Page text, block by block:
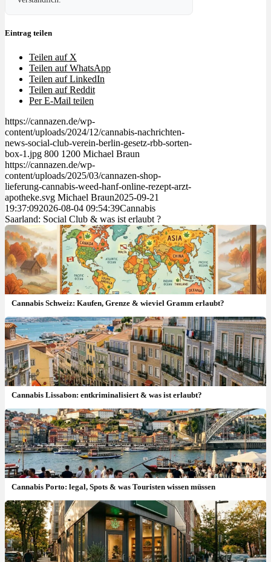
Eintrag teilen
Teilen auf X
Teilen auf WhatsApp
Teilen auf LinkedIn
Teilen auf Reddit
Per E-Mail teilen
https://cannazen.de/wp-
content/uploads/2024/12/cannabis-nachrichten-
news-social-club-verein-berlin-gesetz-rbb-sorten-
box-1.jpg 800 1200 Michael Braun
https://cannazen.de/wp-
content/uploads/2025/03/cannazen-shop-
lieferung-cannabis-weed-hanf-online-rezept-arzt-
apotheke.svg Michael Braun2025-09-21
19:37:092026-08-04 09:54:39Cannabis
Saarland: Social Club & was ist erlaubt ?
Cannabis Schweiz: Kaufen, Grenze & wieviel Gramm erlaubt?
Cannabis Lissabon: entkriminalisiert & was ist erlaubt?
Cannabis Porto: legal, Spots & was Touristen wissen müssen